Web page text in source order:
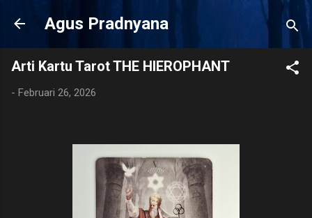
Langsung ke konten utama
Agus Pradnyana
Arti Kartu Tarot THE HIEROPHANT
- Februari 26, 2026